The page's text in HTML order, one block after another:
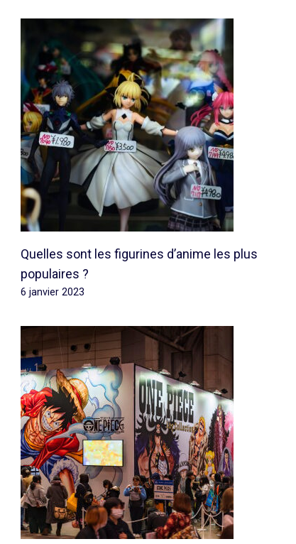
Quelles sont les figurines d’anime les plus
populaires ?
6 janvier 2023